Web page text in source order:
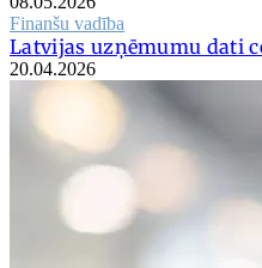
Finanšu vadība
Latvijas uzņēmumu dati
20.04.2026